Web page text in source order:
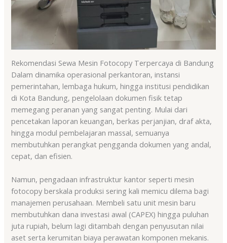
Rekomendasi Sewa Mesin Fotocopy Terpercaya di Bandung
Dalam dinamika operasional perkantoran, instansi
pemerintahan, lembaga hukum, hingga institusi pendidikan
di Kota Bandung, pengelolaan dokumen fisik tetap
memegang peranan yang sangat penting. Mulai dari
pencetakan laporan keuangan, berkas perjanjian, draf akta,
hingga modul pembelajaran massal, semuanya
membutuhkan perangkat pengganda dokumen yang andal,
cepat, dan efisien.
Namun, pengadaan infrastruktur kantor seperti mesin
fotocopy berskala produksi sering kali memicu dilema bagi
manajemen perusahaan. Membeli satu unit mesin baru
membutuhkan dana investasi awal (CAPEX) hingga puluhan
juta rupiah, belum lagi ditambah dengan penyusutan nilai
aset serta kerumitan biaya perawatan komponen mekanis.